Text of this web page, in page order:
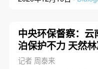
中央环保督察：云
泊保护不力 天然
记者 周泰来